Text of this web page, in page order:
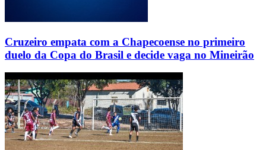
Cruzeiro empata com a Chapecoense no primeiro
duelo da Copa do Brasil e decide vaga no Mineirão